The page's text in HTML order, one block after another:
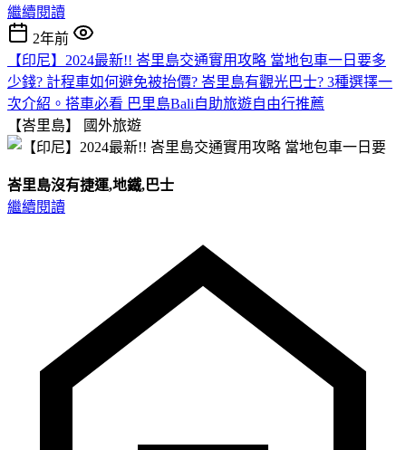
繼續閱讀
2年前
【印尼】2024最新!! 峇里島交通實用攻略 當地包車一日要多
少錢? 計程車如何避免被抬價? 峇里島有觀光巴士? 3種選擇一
次介紹。搭車必看 巴里島Bali自助旅遊自由行推薦
【峇里島】
國外旅遊
峇里島沒有捷運,地鐵,巴士
繼續閱讀